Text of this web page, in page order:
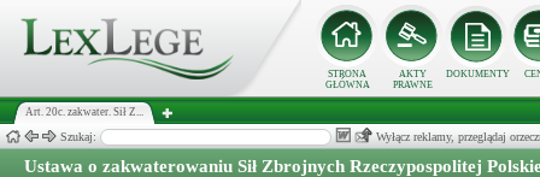
STRONA
GŁÓWNA
AKTY
PRAWNE
DOKUMENTY
Art. 20c. zakwater. Sił Z...
Szukaj: Wyłącz reklamy, przeglądaj
Ustawa o zakwaterowaniu Sił Zbrojnych Rzeczypospolitej